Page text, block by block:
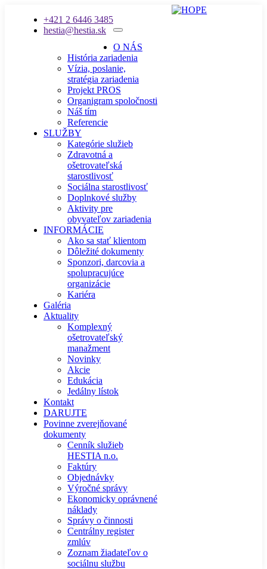
+421 2 6446 3485
hestia@hestia.sk
O NÁS
História zariadenia
Vízia, poslanie,
stratégia zariadenia
Projekt PROS
Organigram spoločnosti
Náš tím
Referencie
SLUŽBY
Kategórie služieb
Zdravotná a
ošetrovateľská
starostlivosť
Sociálna starostlivosť
Doplnkové služby
Aktivity pre
obyvateľov zariadenia
INFORMÁCIE
Ako sa stať klientom
Dôležité dokumenty
Sponzori, darcovia a
spolupracujúce
organizácie
Kariéra
Galéria
Aktuality
Komplexný
ošetrovateľský
manažment
Novinky
Akcie
Edukácia
Jedálny lístok
Kontakt
DARUJTE
Povinne zverejňované
dokumenty
Cenník služieb
HESTIA n.o.
Faktúry
Objednávky
Výročné správy
Ekonomicky oprávnené
náklady
Správy o činnosti
Centrálny register
zmlúv
Zoznam žiadateľov o
sociálnu službu